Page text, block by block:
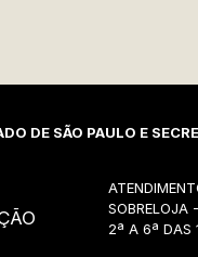
DE SÃO PAULO E
2ª A 6ª DAS